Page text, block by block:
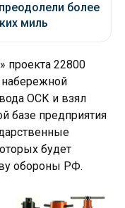
более
миль
проекта 22800
набережной
ОСК и взял
базе предприятия
будет
обороны РФ.